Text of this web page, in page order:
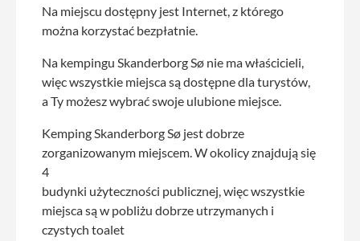
Na miejscu dostępny jest Internet, z którego
można korzystać bezpłatnie.
Na kempingu Skanderborg Sø nie ma właścicieli,
więc wszystkie miejsca są dostępne dla turystów,
a Ty możesz wybrać swoje ulubione miejsce.
Kemping Skanderborg Sø jest dobrze
zorganizowanym miejscem. W okolicy znajdują się
4
budynki użyteczności publicznej, więc wszystkie
miejsca są w pobliżu dobrze utrzymanych i
czystych toalet